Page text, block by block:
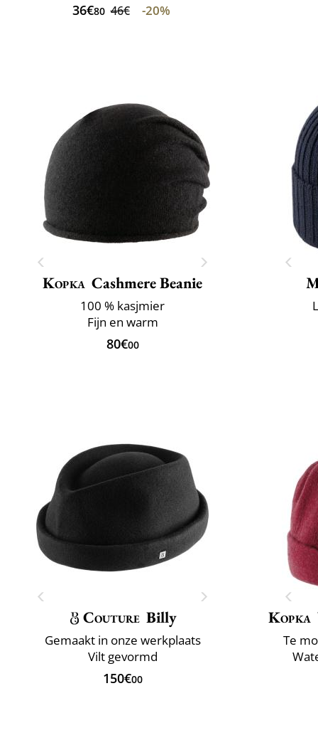
36€80 46€ -20%
Kopka Cashmere Beanie
100 % kasjmier
Fijn en warm
80€00
Couture Billy
Gemaakt in onze werkplaats
Vilt gevormd
150€00
Kopka
Te